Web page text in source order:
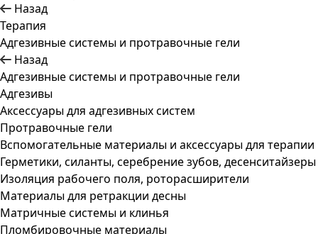
Назад
Терапия
Адгезивные системы и протравочные гели
Назад
Адгезивные системы и протравочные гели
Адгезивы
Аксессуары для адгезивных систем
Протравочные гели
Вспомогательные материалы и аксессуары для терапии
Герметики, силанты, серебрение зубов, десенситайзеры
Изоляция рабочего поля, роторасширители
Материалы для ретракции десны
Матричные системы и клинья
Пломбировочные материалы